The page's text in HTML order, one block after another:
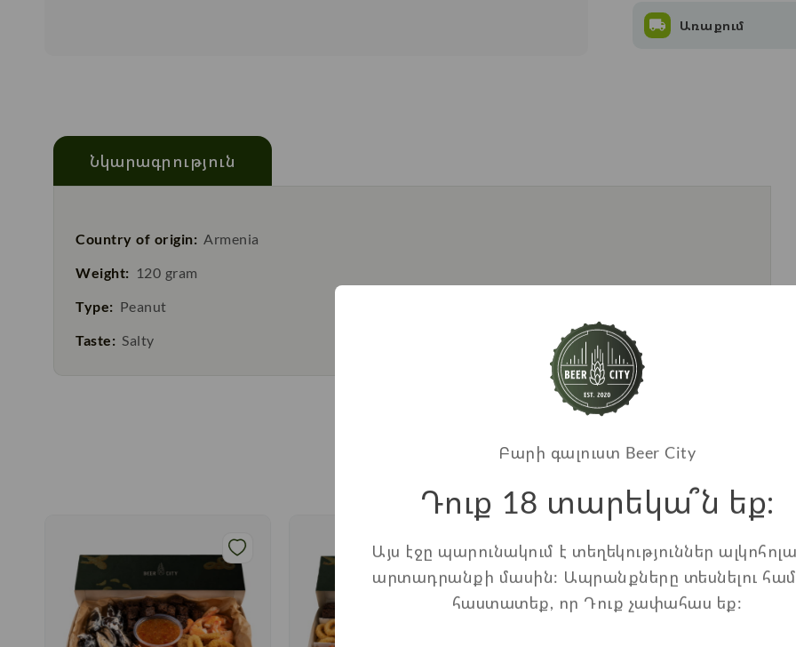
Առաքում
Նկարագրություն
Country of origin: Armenia
Weight: 120 gram
Type: Peanut
Taste: Salty
Առաջարկվող ապրանքներ
Բարի գալուստ Beer City
Դուք 18 տարեկա՞ն եք։
Այս էջը պարունակում է տեղեկություններ
արտադրանքի մասին: Ապրանքները տեսնելու
հաստատեք, որ Դուք չափահաս եք: